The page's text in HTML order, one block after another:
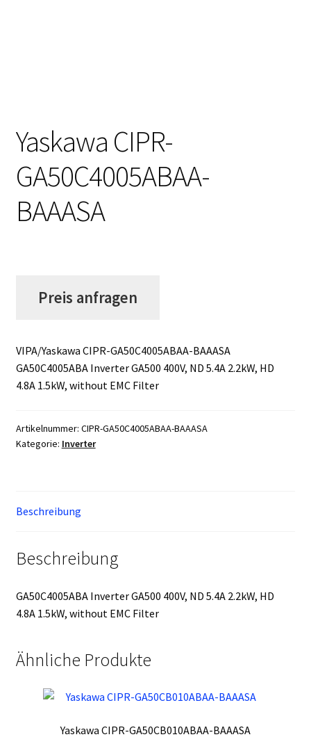
Yaskawa CIPR-
GA50C4005ABAA-
BAAASA
Preis anfragen
VIPA/Yaskawa CIPR-GA50C4005ABAA-BAAASA
GA50C4005ABA Inverter GA500 400V, ND 5.4A 2.2kW, HD
4.8A 1.5kW, without EMC Filter
Artikelnummer: CIPR-GA50C4005ABAA-BAAASA
Kategorie: Inverter
Beschreibung
Beschreibung
GA50C4005ABA Inverter GA500 400V, ND 5.4A 2.2kW, HD
4.8A 1.5kW, without EMC Filter
Ähnliche Produkte
Yaskawa CIPR-GA50CB010ABAA-BAAASA